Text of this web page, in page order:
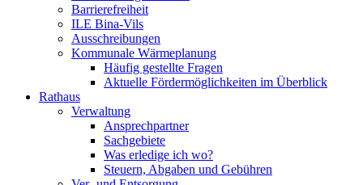
Barrierefreiheit
ILE Bina-Vils
Ausschreibungen
Kommunale Wärmeplanung
Häufig gestellte Fragen
Aktuelle Fördermöglichkeiten im Überblick
Rathaus
Verwaltung
Ansprechpartner
Sachgebiete
Was erledige ich wo?
Steuern, Abgaben und Gebühren